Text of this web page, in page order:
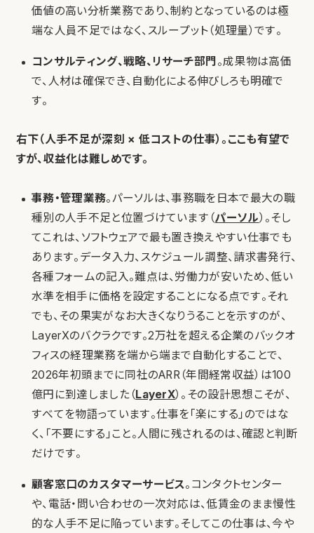
価値の高い分析業務であり、制約となっているのは極
端な人員不足ではなく、スループット（処理量）です。
コンサルティング、戦略、リサーチ部門 。成果物は高価
で、人材は確保でき、自動化による伸びしろも明確で
す。
右下（人手不足が深刻 × 低コストの仕事）。ここも有望で
すが、収益化は難しめです。
事務・管理業務。パーソルは、事務職を日本で最大の職
種別の人手不足と位置づけています（パーソル）。そし
てこれは、ソフトウェアで最も置き換えやすい仕事でも
あります。データ入力、スケジュール調整、請求書発行、
各種フォームの記入。難点は、労働力が安いため、低い
水準を相手に価格を設定することになる点です。それ
でも、その果実がなお大きくなりうることを示すのが、
LayerXのバクラクです。2万社を超える企業のバックオ
フィスの経理業務を端から端まで自動化することで、
2026年初頭までに同社のARR（年間経常収益）は100
億円に到達しました（LayerX）。その設計思想こそが、
すべてを物語っています。仕事を「楽にする」のではな
く、「不要にする」こと。人間に残されるのは、確認と判断
だけです。
顧客窓口のカスタマーサービス。コンタクトセンター
や、電話・問い合わせの一次対応は、低賃金のまま慢性
的な人手不足に陥っています。そしてこの仕事は、今や